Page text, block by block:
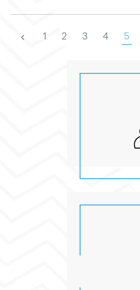
1 2 3 4 5